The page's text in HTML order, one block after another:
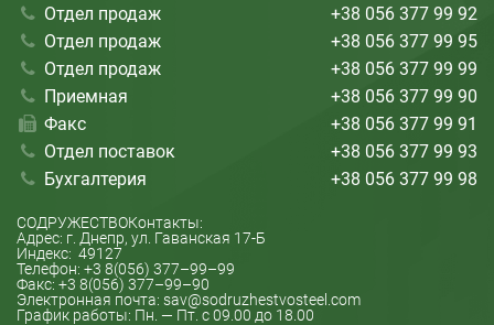
Отдел продаж
+38 056 377 99 92
Отдел продаж
+38 056 377 99 95
Отдел продаж
+38 056 377 99 99
Приемная
+38 056 377 99 90
Факс
+38 056 377 99 91
Отдел поставок
+38 056 377 99 93
Бухгалтерия
+38 056 377 99 98
СОДРУЖЕСТВОКонтакты:
Адрес: г. Днепр, ул. Гаванская 17-Б
Индекс: 49127
Телефон: +3 8(056) 377–99–99
Факс: +3 8(056) 377–99–90
Электронная почта: sav@sodruzhestvosteel.com
График работы: Пн. — Пт. с 09.00 до 18.00